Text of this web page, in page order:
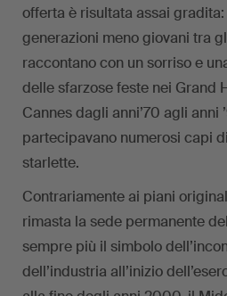
offerta è risultata assai
generazioni meno giovani tra
raccontano con un sorriso e
delle sfarzose feste nei Grand
Cannes dagli anni’70 agli anni
partecipavano numerosi capi
starlette.
Contrariamente ai piani
rimasta la sede permanente
sempre più il simbolo
dell’industria all’inizio